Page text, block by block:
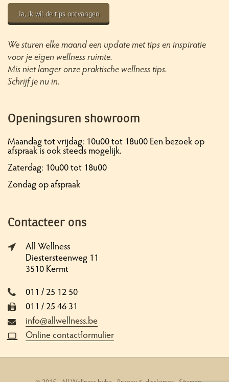
Ja, ik wil de tips ontvangen
We sturen elke maand een update met tips en inspiratie
voor je eigen wellness ruimte.
Mis niet langer onze praktische wellness tips.
Schrijf je nu in.
Openingsuren showroom
Maandag tot vrijdag: 10u00 tot 18u00 Een bezoek op
afspraak is ook steeds mogelijk.
Zaterdag: 10u00 tot 18u00
Zondag op afspraak
Contacteer ons
All Wellness
Diestersteenweg 11
3510 Kermt
011 / 25 12 50
011 / 25 46 31
info@allwellness.be
Online contactformulier